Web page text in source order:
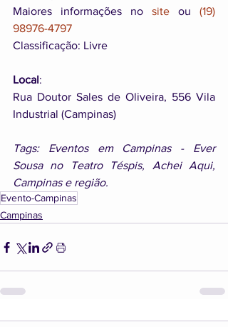
Maiores informações no site ou (19)
98976-4797
Classificação: Livre
Local:
Rua Doutor Sales de Oliveira, 556 Vila
Industrial (Campinas)
Tags: Eventos em Campinas - Ever
Sousa no Teatro Téspis, Achei Aqui,
Campinas e região.
Evento-Campinas
Campinas